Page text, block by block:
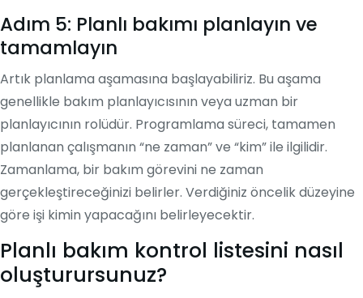
Adım 5: Planlı bakımı planlayın ve
tamamlayın
Artık planlama aşamasına başlayabiliriz. Bu aşama
genellikle bakım planlayıcısının veya uzman bir
planlayıcının rolüdür. Programlama süreci, tamamen
planlanan çalışmanın “ne zaman” ve “kim” ile ilgilidir.
Zamanlama, bir bakım görevini ne zaman
gerçekleştireceğinizi belirler. Verdiğiniz öncelik düzeyine
göre işi kimin yapacağını belirleyecektir.
Planlı bakım kontrol listesini nasıl
oluşturursunuz?